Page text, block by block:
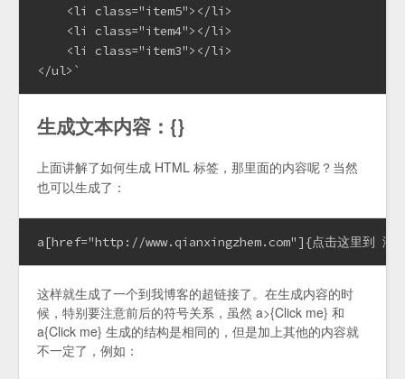
    <li class="item5"></li>
    <li class="item4"></li>
    <li class="item3"></li>
</ul>`
生成文本内容：{}
上面讲解了如何生成 HTML 标签，那里面的内容呢？当然
也可以生成了：
a[href="http://www.qianxingzhem.com"]{点击这里到 潜
这样就生成了一个到我博客的超链接了。在生成内容的时
候，特别要注意前后的符号关系，虽然 a>{Click me} 和
a{Click me} 生成的结构是相同的，但是加上其他的内容就
不一定了，例如：